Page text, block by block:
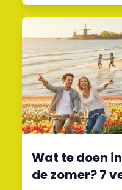
Wat te doen
de zomer? 7